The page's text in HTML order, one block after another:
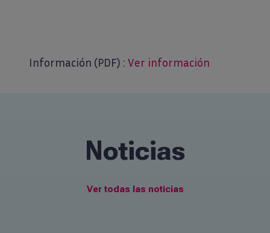
Información (PDF) : Ver información
Noticias
Ver todas las noticias